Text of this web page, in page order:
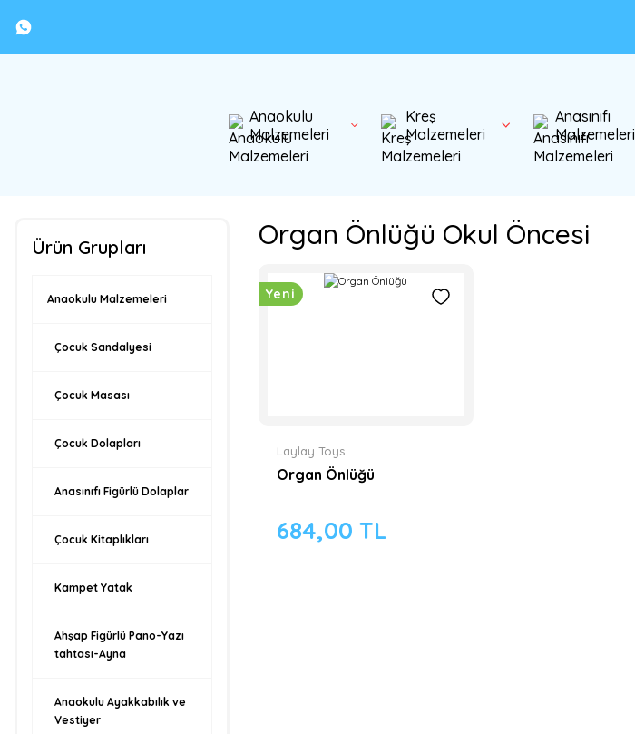
Anaokulu
Malzemeleri
Kreş
Malzemeleri
Anasınıfı
Malzemeleri
Ürün Grupları
Anaokulu Malzemeleri
Çocuk Sandalyesi
Çocuk Masası
Çocuk Dolapları
Anasınıfı Figürlü Dolaplar
Çocuk Kitaplıkları
Kampet Yatak
Ahşap Figürlü Pano-Yazı
tahtası-Ayna
Anaokulu Ayakkabılık ve
Vestiyer
Organ Önlüğü Okul Öncesi
Yeni
Laylay Toys
Organ Önlüğü
684,00 TL